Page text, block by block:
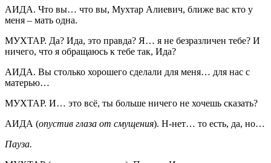
АИДА. Что вы… что вы, Мухтар Алиевич, ближе вас кто у
меня – мать одна.
МУХТАР. Да? Ида, это правда? Я… я не безразличен тебе? И
ничего, что я обращаюсь к тебе так, Ида?
АИДА. Вы столько хорошего сделали для меня… для нас с
матерью…
МУХТАР. И… это всё, ты больше ничего не хочешь сказать?
АИДА (опустив глаза от смущения). Н-нет… то есть, да, но…
Пауза.